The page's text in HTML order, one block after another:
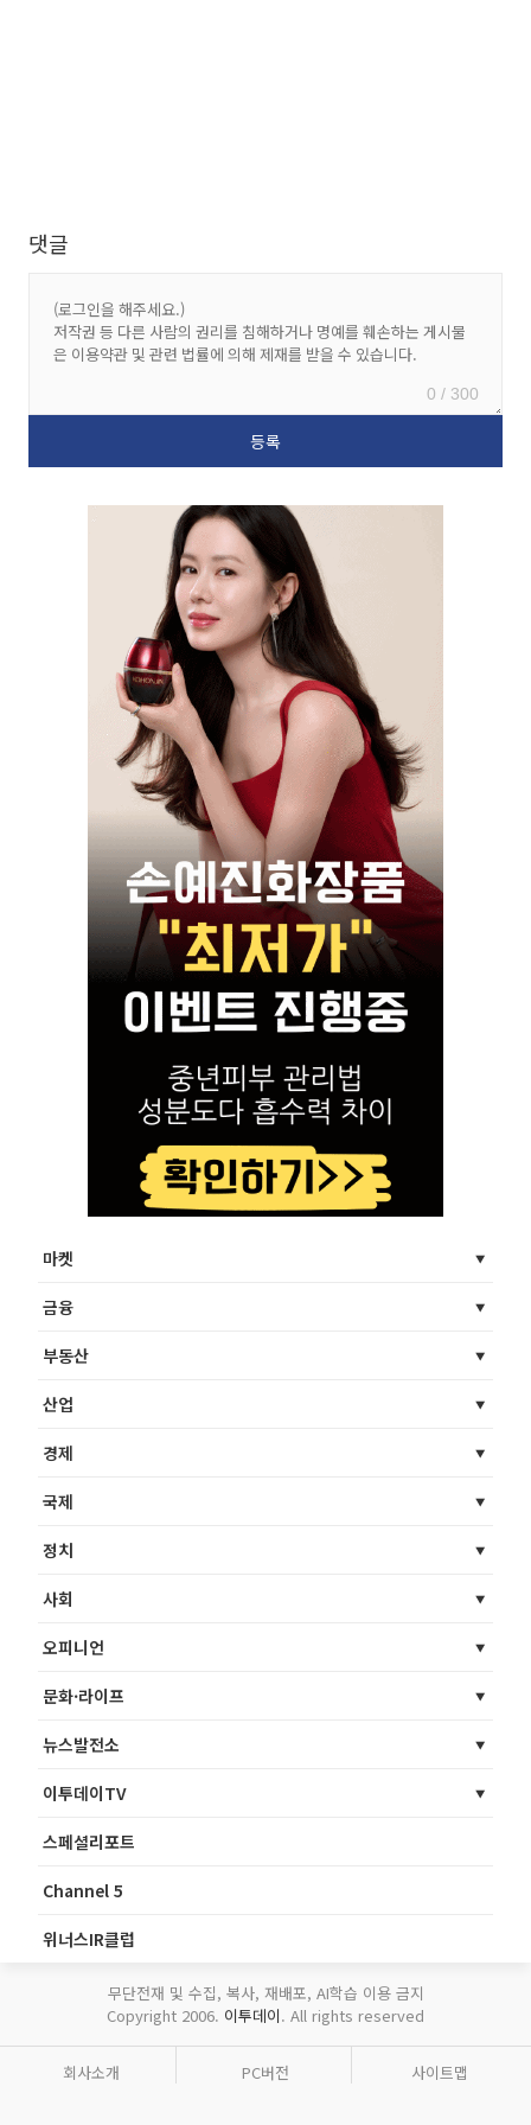
댓글
0 / 300
마켓
금융
부동산
산업
경제
국제
정치
사회
오피니언
문화·라이프
뉴스발전소
이투데이TV
스페셜리포트
Channel 5
위너스IR클럽
무단전재 및 수집, 복사, 재배포, AI학습 이용 금지
Copyright 2006. 이투데이. All rights reserved
회사소개 PC버전 사이트맵